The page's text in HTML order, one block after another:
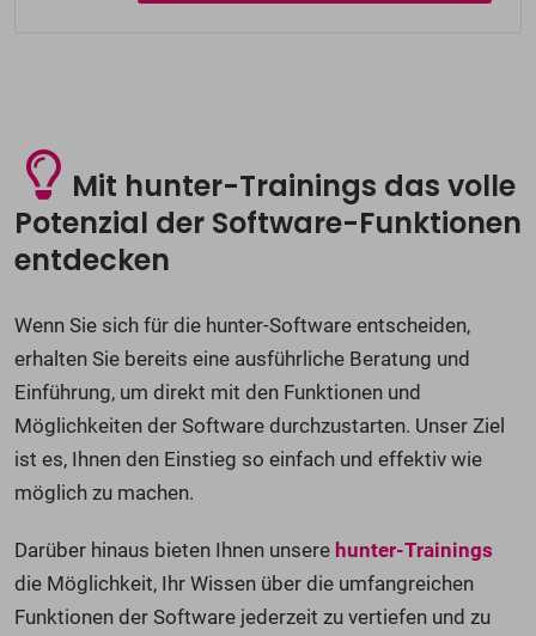
Mit hunter-Trainings das volle
Potenzial der Software-Funktionen
entdecken
Wenn Sie sich für die hunter-Software entscheiden,
erhalten Sie bereits eine ausführliche Beratung und
Einführung, um direkt mit den Funktionen und
Möglichkeiten der Software durchzustarten. Unser Ziel
ist es, Ihnen den Einstieg so einfach und effektiv wie
möglich zu machen.
Darüber hinaus bieten Ihnen unsere hunter-Trainings
die Möglichkeit, Ihr Wissen über die umfangreichen
Funktionen der Software jederzeit zu vertiefen und zu